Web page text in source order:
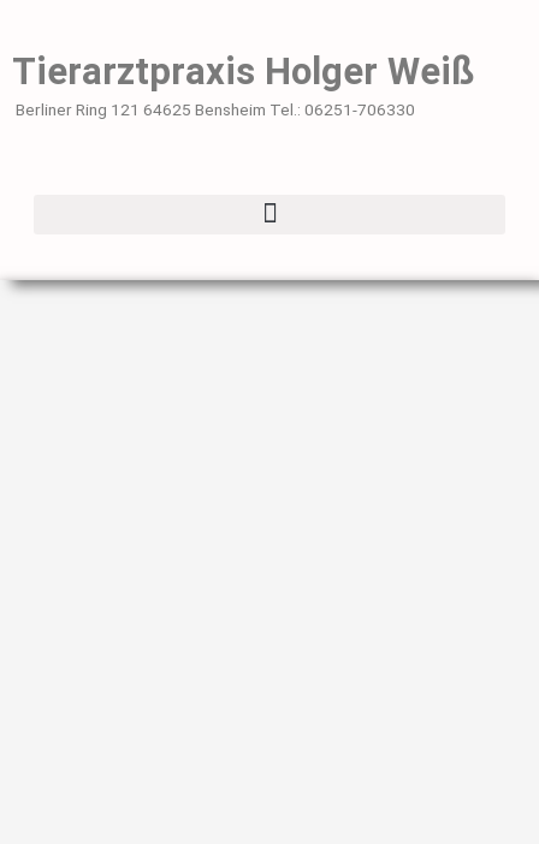
springen
Tierarztpraxis Holger Weiß
Berliner Ring 121 64625 Bensheim Tel.: 06251-706330